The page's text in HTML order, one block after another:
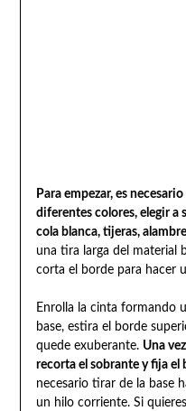
Para empezar, es
diferentes colores, elegir a
cola blanca, tijeras,
una tira larga del material
corta el borde para hacer
Enrolla la cinta formando
base, estira el borde
quede exuberante. Una
recorta el sobrante y fija el
necesario tirar de la base
un hilo corriente. Si